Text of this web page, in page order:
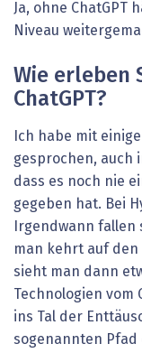
Ja, ohne
Niveau
Wie erleben
ChatGPT?
Ich habe mit
gesprochen, auch
dass es noch nie
gegeben hat. Bei
Irgendwann fallen
man kehrt auf den
sieht man dann
Technologien vom
ins Tal der
sogenannten